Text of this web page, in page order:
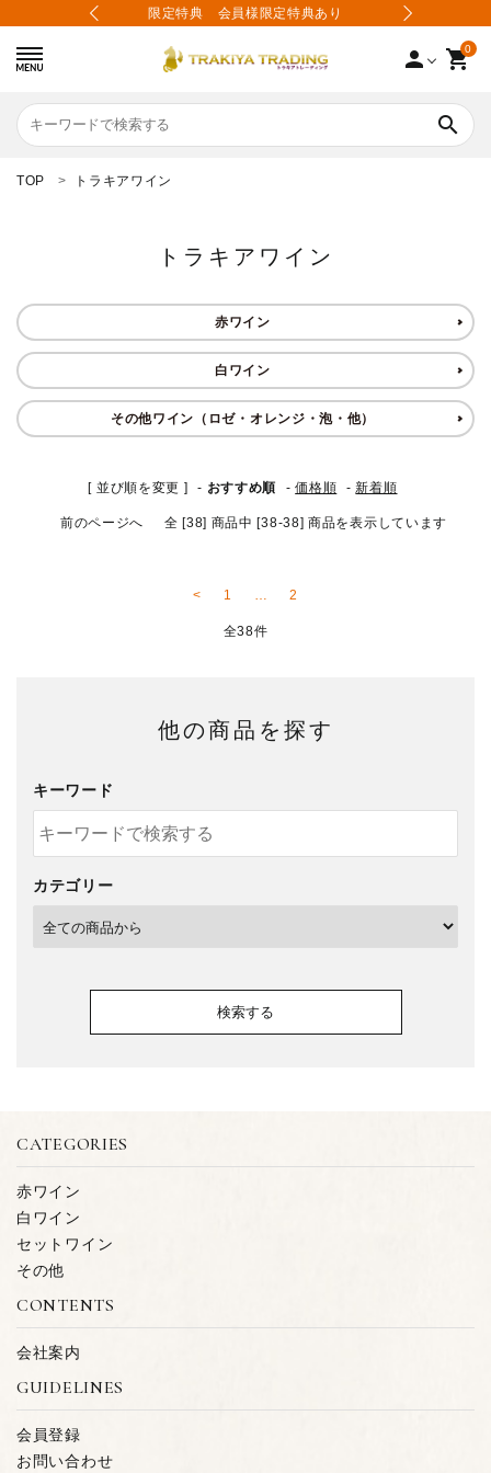
限定特典 会員様限定特典あり
person 0
shopping_cart
search
価格から選ぶ
会員登録
会社案内
お問い合わせ
TOP トラキアワイン
トラキアワイン
赤ワイン
白ワイン
その他ワイン（ロゼ・オレンジ・泡・他）
[ 並び順を変更 ] - おすすめ順 -価格順 -新着順
前のページへ 全 [38] 商品中 [38-38] 商品を表示しています
< 1 … 2
全38件
他の商品を探す
キーワード
カテゴリー
検索する
CATEGORIES
赤ワイン
白ワイン
セットワイン
その他
CONTENTS
会社案内
GUIDELINES
会員登録
お問い合わせ